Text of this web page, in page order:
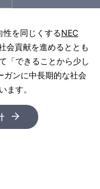
性を同じくするNEC
会貢献を進めるととも
「できることから少し
ンに中長期的な社会
ます。